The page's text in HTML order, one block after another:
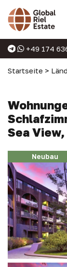
+49 174
Startseite >
Sea
Neubau